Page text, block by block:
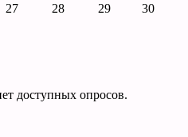
27 28 29
30
доступных опросов.